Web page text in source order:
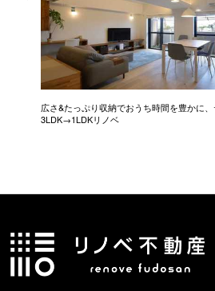
広さ&たっぷり収納でおうち時間を豊かに
3LDK→1LDKリノベ